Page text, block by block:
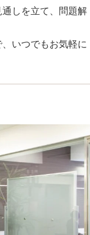
しを立て、問題解
いつでもお気軽に